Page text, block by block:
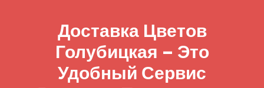
Доставка Цветов
Голубицкая – Это
Удобный Сервис